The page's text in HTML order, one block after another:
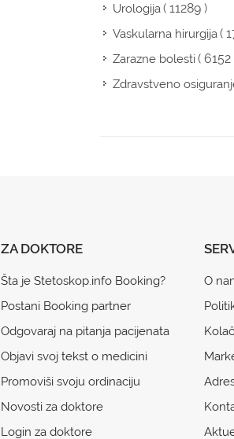
Urologija( 11289 )
Vaskularna hirurgija(
Zarazne bolesti( 6152
Zdravstveno
ZA DOKTORE
Šta je Stetoskop.info Booking?
Postani Booking partner
Odgovaraj na pitanja pacijenata
Objavi svoj tekst o medicini
Promoviši svoju ordinaciju
Novosti za doktore
Login za doktore
O